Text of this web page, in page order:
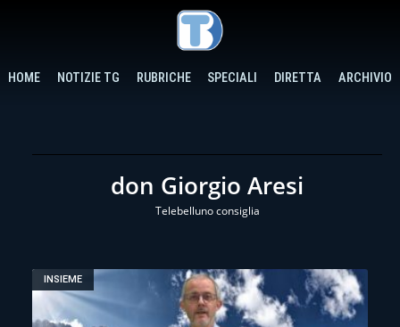
HOME NOTIZIE TG RUBRICHE SPECIALI DIRETTA ARCHIVIO
don Giorgio Aresi
Telebelluno consiglia
INSIEME